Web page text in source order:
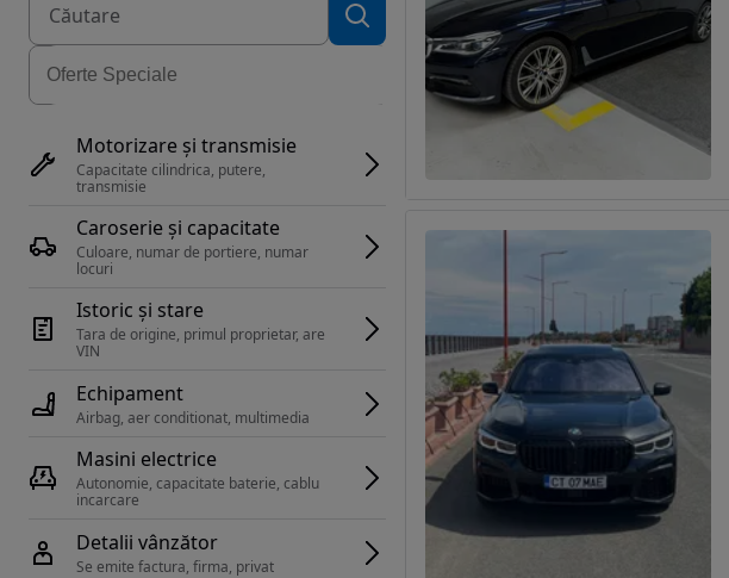
Motorizare și transmisie
Capacitate cilindrica, putere,
transmisie
Caroserie și capacitate
Culoare, numar de portiere, numar
locuri
Istoric și stare
Tara de origine, primul proprietar, are
Echipament
Airbag, aer conditionat, multimedia
Masini electrice
Autonomie, capacitate baterie, cablu
Detalii vânzător
Se emite factura, firma, privat